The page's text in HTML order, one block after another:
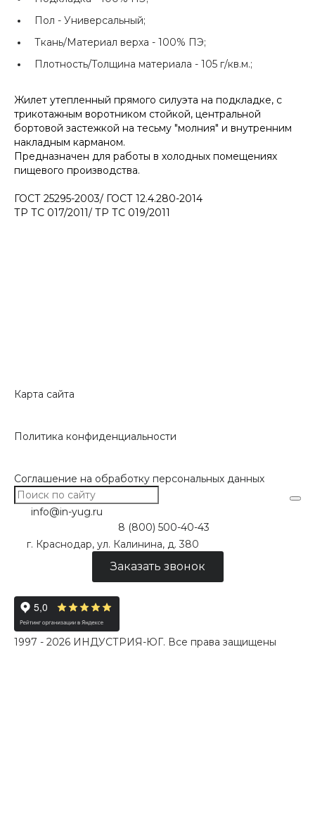
Пол - Универсальный;
Ткань/Материал верха - 100% ПЭ;
Плотность/Толщина материала - 105 г/кв.м.;
Жилет утепленный прямого силуэта на подкладке, с
трикотажным воротником стойкой, центральной
бортовой застежкой на тесьму "молния" и внутренним
накладным карманом.
Предназначен для работы в холодных помещениях
пищевого производства.
ГОСТ 25295-2003/ ГОСТ 12.4.280-2014
ТР ТС 017/2011/ ТР ТС 019/2011
Карта сайта
Политика конфиденциальности
Соглашение на обработку персональных данных
info@in-yug.ru
8 (800) 500-40-43
г. Краснодар, ул. Калинина, д. 380
Заказать звонок
1997 - 2026 ИНДУСТРИЯ-ЮГ. Все права защищены